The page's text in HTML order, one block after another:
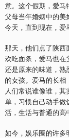
意。这个假期，爱
父母当年婚姻中的美
今天，直到现在，爱
那天，他们点了陕
欢吃面条，爱马也在
还是原来的味道，熟
的女孩。爱马的长相
人们常说谁像谁，
单，习惯自己动手做
活，生活与普通的高
如今，娱乐圈的许